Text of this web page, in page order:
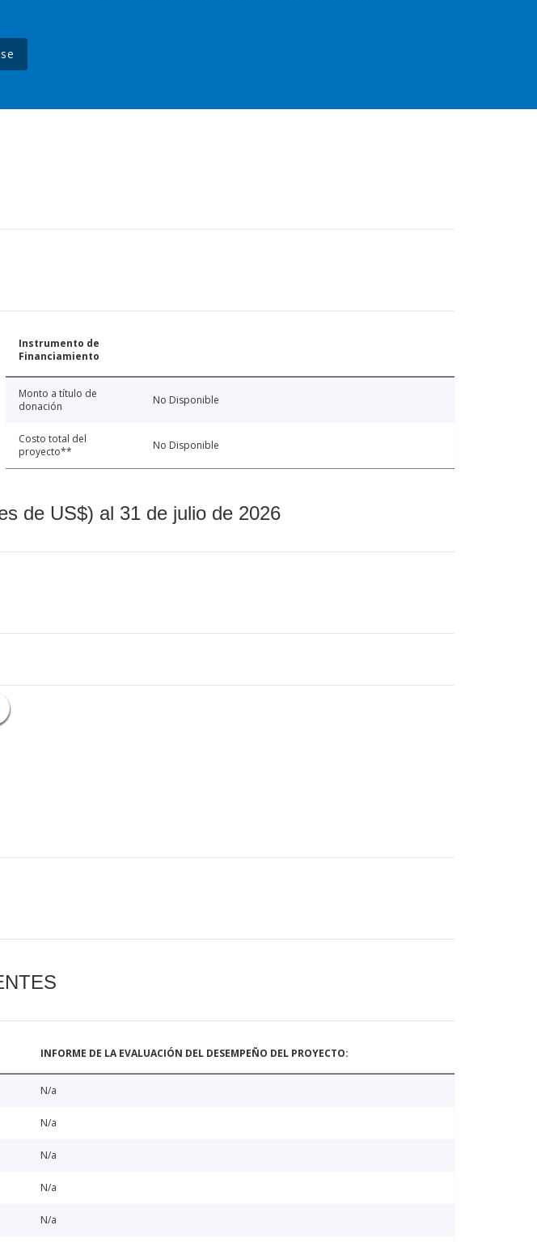
Instrumento de
Financiamiento
Monto a título de
donación
No Disponible
Costo total del
proyecto**
No Disponible
de US$) al 31 de julio de 2026
INFORME DE LA EVALUACIÓN DEL DESEMPEÑO DEL PROYECTO:
N/a
N/a
N/a
N/a
N/a